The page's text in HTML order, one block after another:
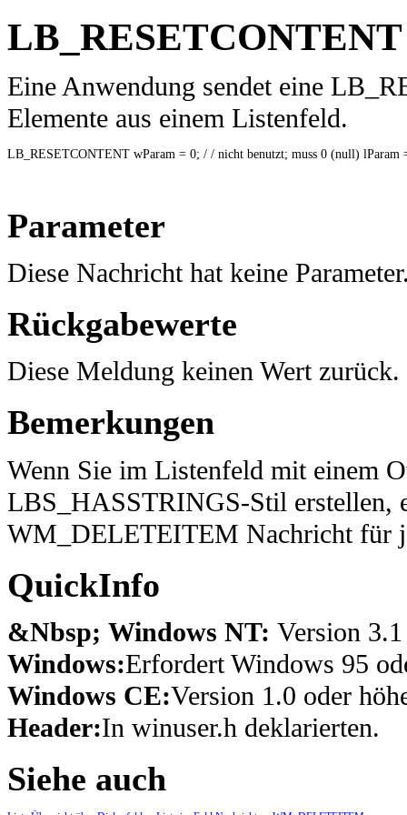
LB_RESETCONTENT
Eine Anwendung sendet eine
Elemente aus einem Listenfeld.
LB_RESETCONTENT wParam = 0; / / nicht benutzt; muss 0 (null)
Parameter
Diese Nachricht hat keine
Rückgabewerte
Diese Meldung keinen Wert zurück.
Bemerkungen
Wenn Sie im Listenfeld mit einem
LBS_HASSTRINGS-Stil erstellen,
WM_DELETEITEM Nachricht für
QuickInfo
&Nbsp; Windows NT: Version
Windows:Erfordert Windows 95
Windows CE:Version 1.0 oder
Header:In winuser.h deklarierten.
Siehe auch